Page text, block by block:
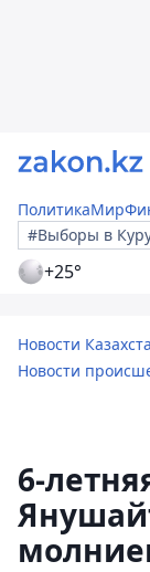
ПолитикаМир
#Выборы в
+25°
Новости
Новости
6-